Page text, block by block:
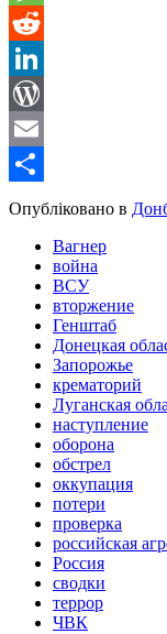
Message
Reddit
LinkedIn
WordPress
Email
Share
Опубліковано в
Вагнер
война
ВСУ
вторжение
Генштаб
Донецкая
Запорожье
крематорий
Луганская
наступление
оборона
обстрел
оккупация
потери
проверка
российская
Россия
сводки
террор
ЧВК